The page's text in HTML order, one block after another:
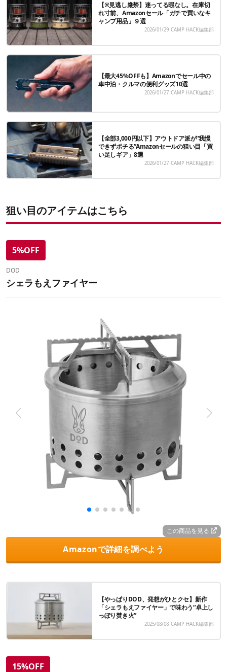
【※見逃し厳禁】迷ってる暇なし。在庫切
れ寸前、Amazonセール「ガチで買いなキ
ャンプ用品」９選
2026/01/29 CAMP HACK編集部
【最大45%OFFも】Amazonでセール中の
車中泊・クルマの便利グッズ10選
2026/01/27 CAMP HACK編集部
【全部3,000円以下】アウトドア派が“我慢
できずポチる”Amazonセールの狙い目「買
い足しギア」8選
2026/01/27 CAMP HACK編集部
狙い目のアイテムはこちら
5%OFF
DOD
シェラもえファイヤー
この商品を見る
Amazonで詳細を調べよう
【やっぱりDOD、発想がひとクセ】新作
「シェラもえファイヤー」で味わう“卓上し
っぽり焚き火”
2025/08/08 CAMP HACK編集部
15%OFF